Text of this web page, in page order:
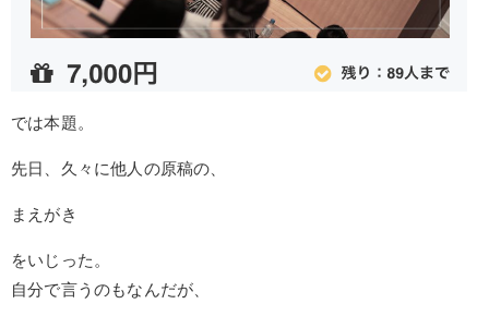
では本題。
先日、久々に他人の原稿の、
まえがき
をいじった。
自分で言うのもなんだが、